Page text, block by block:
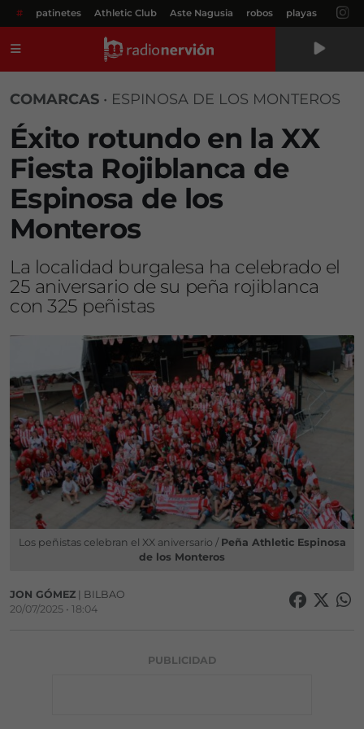
# patinetes Athletic Club Aste Nagusia robos playas
COMARCAS • ESPINOSA DE LOS MONTEROS
Éxito rotundo en la XX
Fiesta Rojiblanca de
Espinosa de los
Monteros
La localidad burgalesa ha celebrado el
25 aniversario de su peña rojiblanca
con 325 peñistas
Los peñistas celebran el XX aniversario / Peña Athletic Espinosa
de los Monteros
JON GÓMEZ | BILBAO
20/07/2025 • 18:04
PUBLICIDAD